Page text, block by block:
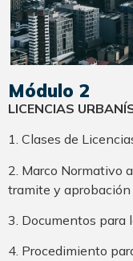
Módulo 2
LICENCIAS
1. Clases de
2. Marco Normativo
tramite y aprobación
3. Documentos para
4. Procedimiento